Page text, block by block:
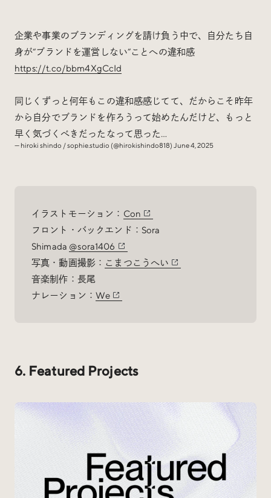
企業や事業のブランディングを請け負う中で、自分たち自
身が“ブランドを運営しない”ことへの違和感
https://t.co/bbm4XgCcId
同じくずっと何年もこの違和感感じてて、だからこそ昨年
から自分でブランドを作ろうって始めたんだけど、もっと
早く気づくべきだったなって思った…
— hiroki shindo / sophie.studio (@hirokishindo818) June 4, 2025
イラストモーション： Con
フロント・バックエンド：Sora
Shimada @sora1406
写真・動画撮影： こまつこうへい
音楽制作：長尾
ナレーション：We
6. Featured Projects